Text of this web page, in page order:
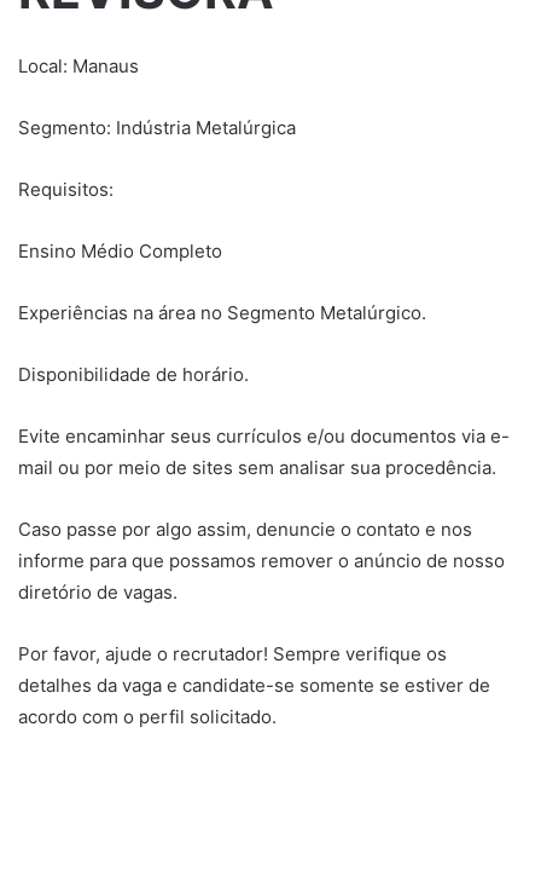
Local: Manaus
Segmento: Indústria Metalúrgica
Requisitos:
Ensino Médio Completo
Experiências na área no Segmento Metalúrgico.
Disponibilidade de horário.
Evite encaminhar seus currículos e/ou documentos via e-
mail ou por meio de sites sem analisar sua procedência.
Caso passe por algo assim, denuncie o contato e nos
informe para que possamos remover o anúncio de nosso
diretório de vagas.
Por favor, ajude o recrutador! Sempre verifique os
detalhes da vaga e candidate-se somente se estiver de
acordo com o perfil solicitado.